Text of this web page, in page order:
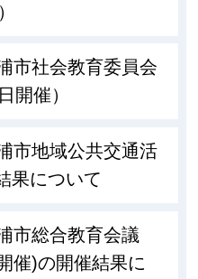
市社会教育委員会
開催）
市地域公共交通活
果について
市総合教育会議
催)の開催結果に